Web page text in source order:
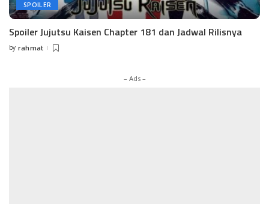
SPOILER
Spoiler Jujutsu Kaisen Chapter 181 dan Jadwal Rilisnya
Posted
by rahmat
– Ads –